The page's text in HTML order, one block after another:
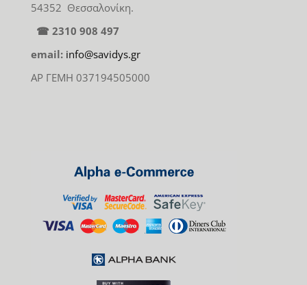
54352 Θεσσαλονίκη.
☎ 2310 908 497
email: info@savidys.gr
ΑΡ ΓΕΜΗ 037194505000